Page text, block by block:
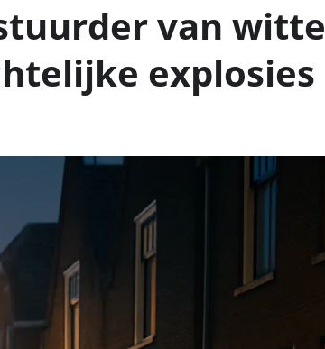
van witte
explosies